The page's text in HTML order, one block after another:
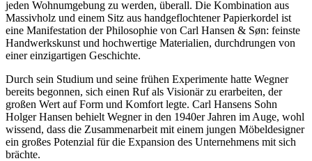
jeden Wohnumgebung zu werden, überall. Die Kombination aus
Massivholz und einem Sitz aus handgeflochtener Papierkordel ist
eine Manifestation der Philosophie von Carl Hansen & Søn: feinste
Handwerkskunst und hochwertige Materialien, durchdrungen von
einer einzigartigen Geschichte.
Durch sein Studium und seine frühen Experimente hatte Wegner
bereits begonnen, sich einen Ruf als Visionär zu erarbeiten, der
großen Wert auf Form und Komfort legte. Carl Hansens Sohn
Holger Hansen behielt Wegner in den 1940er Jahren im Auge, wohl
wissend, dass die Zusammenarbeit mit einem jungen Möbeldesigner
ein großes Potenzial für die Expansion des Unternehmens mit sich
brächte.